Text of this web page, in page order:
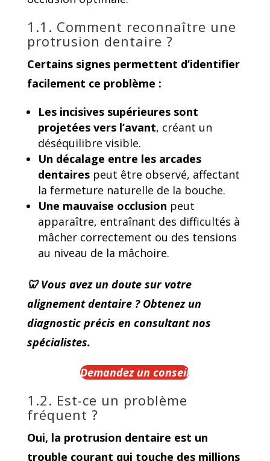
1.1. Comment reconnaître une
protrusion dentaire ?
Certains signes permettent d’identifier
facilement ce problème :
Les incisives supérieures sont
projetées vers l’avant, créant un
déséquilibre visible.
Un décalage entre les arcades
dentairespeut être observé, affectant
la fermeture naturelle de la bouche.
Une mauvaise occlusion peut
apparaître, entraînant des difficultés à
mâcher correctement ou des tensions
au niveau de la mâchoire.
🦷 Vous avez un doute sur votre
alignement dentaire ? Obtenez un
diagnostic précis en consultant nos
spécialistes.
Demandez un conseil
1.2. Est-ce un problème
fréquent ?
Oui, la protrusion dentaire est un
trouble courant qui touche des millions